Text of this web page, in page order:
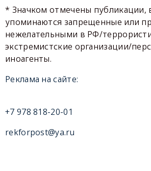
* Значком отмечены публикации,
упоминаются запрещенные или
нежелательными в РФ/
экстремистские организации/
иноагенты.
Реклама на сайте:
+7 978 818-20-01
rekforpost@ya.ru